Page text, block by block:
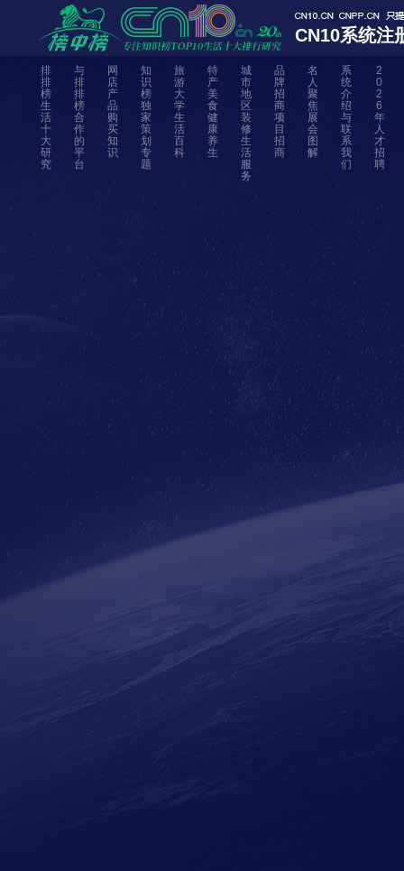
CN10系统注
排
排
榜
生
活
十
大
研
究
与
排
排
榜
合
作
的
平
台
网
店
产
品
购
买
知
识
知
识
榜
独
家
策
划
专
题
旅
游
大
学
生
活
百
科
特
产
美
食
健
康
养
生
城
市
地
区
装
修
生
活
服
务
品
牌
招
商
项
目
招
商
名
人
聚
焦
展
会
图
解
系
统
介
绍
与
联
系
我
们
2
0
2
6
年
人
才
招
聘